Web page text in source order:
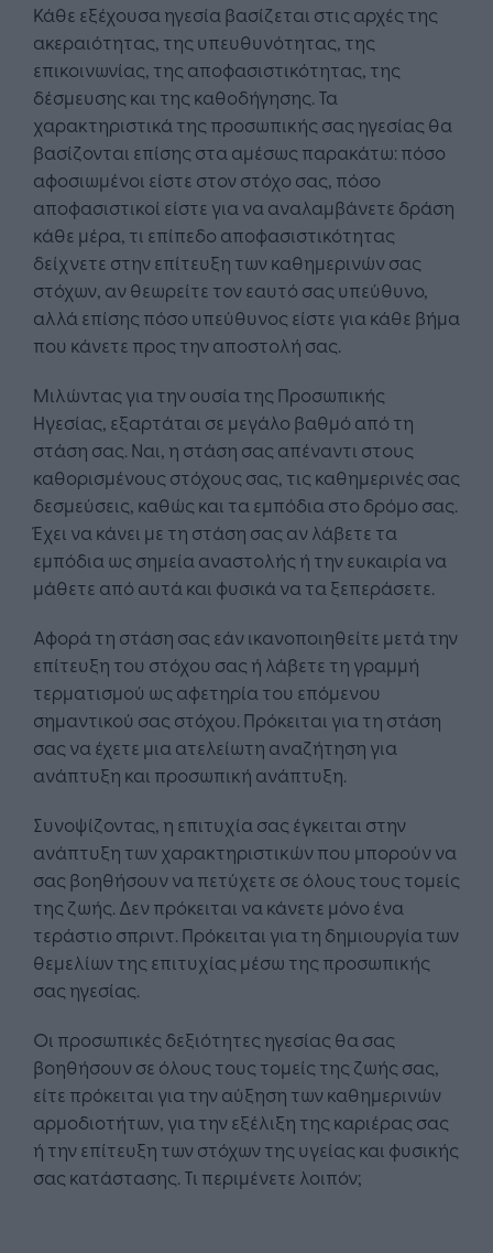
Κάθε εξέχουσα ηγεσία βασίζεται στις αρχές της
ακεραιότητας, της υπευθυνότητας, της
επικοινωνίας, της αποφασιστικότητας, της
δέσμευσης και της καθοδήγησης. Τα
χαρακτηριστικά της προσωπικής σας ηγεσίας θα
βασίζονται επίσης στα αμέσως παρακάτω: πόσο
αφοσιωμένοι είστε στον στόχο σας, πόσο
αποφασιστικοί είστε για να αναλαμβάνετε δράση
κάθε μέρα, τι επίπεδο αποφασιστικότητας
δείχνετε στην επίτευξη των καθημερινών σας
στόχων, αν θεωρείτε τον εαυτό σας υπεύθυνο,
αλλά επίσης πόσο υπεύθυνος είστε για κάθε βήμα
που κάνετε προς την αποστολή σας.
Μιλώντας για την ουσία της Προσωπικής
Ηγεσίας, εξαρτάται σε μεγάλο βαθμό από τη
στάση σας. Ναι, η στάση σας απέναντι στους
καθορισμένους στόχους σας, τις καθημερινές σας
δεσμεύσεις, καθώς και τα εμπόδια στο δρόμο σας.
Έχει να κάνει με τη στάση σας αν λάβετε τα
εμπόδια ως σημεία αναστολής ή την ευκαιρία να
μάθετε από αυτά και φυσικά να τα ξεπεράσετε.
Αφορά τη στάση σας εάν ικανοποιηθείτε μετά την
επίτευξη του στόχου σας ή λάβετε τη γραμμή
τερματισμού ως αφετηρία του επόμενου
σημαντικού σας στόχου. Πρόκειται για τη στάση
σας να έχετε μια ατελείωτη αναζήτηση για
ανάπτυξη και προσωπική ανάπτυξη.
Συνοψίζοντας, η επιτυχία σας έγκειται στην
ανάπτυξη των χαρακτηριστικών που μπορούν να
σας βοηθήσουν να πετύχετε σε όλους τους τομείς
της ζωής. Δεν πρόκειται να κάνετε μόνο ένα
τεράστιο σπριντ. Πρόκειται για τη δημιουργία των
θεμελίων της επιτυχίας μέσω της προσωπικής
σας ηγεσίας.
Οι προσωπικές δεξιότητες ηγεσίας θα σας
βοηθήσουν σε όλους τους τομείς της ζωής σας,
είτε πρόκειται για την αύξηση των καθημερινών
αρμοδιοτήτων, για την εξέλιξη της καριέρας σας
ή την επίτευξη των στόχων της υγείας και φυσικής
σας κατάστασης. Τι περιμένετε λοιπόν;